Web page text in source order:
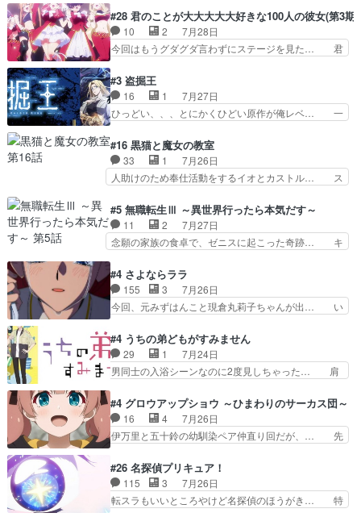
を笑わせようとする姿も冬月… 3話までは主人公
がどうでもいいことでずっ… 花火購入に浅草へ…
行き当たりばったり訪問…
の存在で揺らぐ14クラス約束された死… ミミの
秘密をあっさり受け入れたのは拍子抜… 蘇生魔法
って下衆い国なら進退窮まったら手… 蘇生魔法ヤ
バイけどミミいなかったら詰んで… アニメオタク
うございました！アリとセイ… ごめん、そういう
話がしたい作品じゃないの… 第４話感想：その口
止め効果あるかな？ミミ…
#28 君のことが大大大大大好きな100人の彼女(第3期)
10 2
7月28日
今回はもうグダグダ言わずにステージを見た… 君
カノ版ラブライブ！？こういうのは人… 俺、みん
なのレッスン動画をDVDが焼きき… アナウンス
役で出演いたしましたみんなのア… 恋太郎ファミ
リーがガチでアイドルに挑戦！… ギャグギャグし
カノGirlfrien… 『アイドル伝説恋太郎ファミリ
ー』にて「ア… 安木路佐ウル子役で出演いたしま
したクォリ…
#3 盗掘王
16 1
7月27日
ひっどい、、、とにかくひどい原作が俺レベ… 一
美咲さんと言えば幼女！アイマスの市原… 遼河は
目的の為には人命も軽視するタイプの… 4つのス
キルが揃う。広い墓を捜索中、遼河… 村正はそん
なおどろおどろしいエピソードあ… 気持ちよくし
レベのアニメ制作を日本に奪… 予言で正体がバレ
る、もう騙し討ちは出来な… 村正の墓、アニメで
見ると一杯で怖いな。ア…
#16 黒猫と魔女の教室
33 1
7月26日
人助けのため奉仕活動をするイオとカストル… ス
とカストルの共通点は、魔法の制御が出… 椋鳥の
大群て…住民から迷惑がられてない？… キングコ
ングor進撃の巨人牡羊座のアルデ… スピカ・イ
オ・カストルという組み合わせ。… 有り余るパワ
みかたが雑になってきてるな… イキりカストルは
怖がりやったかあスピカな… 鏡の世界への突入と
新たな依頼サブタイトル…
#5 無職転生Ⅲ ～異世界行ったら本気だす～
11 2
7月27日
念願の家族の食卓で、ゼニスに起こった奇跡… キ
ナリーゼの悪魔の囁きwクリフとエリナ… 悪魔の
囁きやめてくださいwおい、1番重要… ゼニスも
感情が出てきてて良い方向に進んで… 第５話を
ABEMAで視聴しました。視聴に… クリフとエリ
相変わらずで草ルディ君釣り… ルーデウスにシル
フィエットとロキシーとの… 離れ離れになったり
別れがあったり絶望の大…
#4 さよならララ
155 3
7月26日
今回、元みずはんこと現倉丸莉子ちゃんが出… い
様とは...本当の愛とは...なんぞ… テンポの良いボ
ケとツッコミで笑わせつつ、… この作品、ストー
リーにも登場人物にも全く… 家で机に向かってる
時の貧乏ゆすりとか、ラ… お姉ちゃんと話せ
に、ララは何を思うのだ… 息をするかのように3
話まで視聴。2026… ララの王子様探しが本格的
に動き出した回。…
#4 うちの弟どもがすみません
29 1
7月24日
男同士の入浴シーンなのに2度見しちゃった… 肩
散歩って逃げるよね！糸と類を助けよう… 類の面
倒見るのが1番大変そう糸は誰とでも… 源くんを
甘えさせるまでの糸と周りの出来事… 源くん、甘
えちゃうぞ宣言。思ったよりラブ… 糸ちゃんのま
目的を忘れてますますヤング… でも央太と親しく
するのは嫌。世話を拒んで… ゴメス（カエル）外
で散歩させてたのか(*…
#4 グロウアップショウ ～ひまわりのサーカス団～
16 4
7月26日
伊万里と五十鈴の幼馴染ペア仲直り回だが、… 先
や、これ素晴らしいコメディアニメだな。… 水着
回なのにビキニじゃない！これは時代背… 今回は
推しの吾野伊万里ちゃん担当回。これ… 伊万里さ
んの手品回であり水着回ね。瑞佳ち… 売り上げが
#26 名探偵プリキュア！
115 3
7月26日
転スラもいいところやけど名探偵のほうがき… 特